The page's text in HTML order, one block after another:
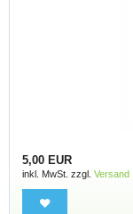
5,00 EUR
inkl. MwSt. zzgl. Versand